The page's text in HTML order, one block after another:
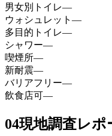
男女別トイレ—
ウォシュレット —
多目的トイレ—
シャワー—
喫煙所—
新耐震—
バリアフリー—
飲食店可—
04現地調査レポ